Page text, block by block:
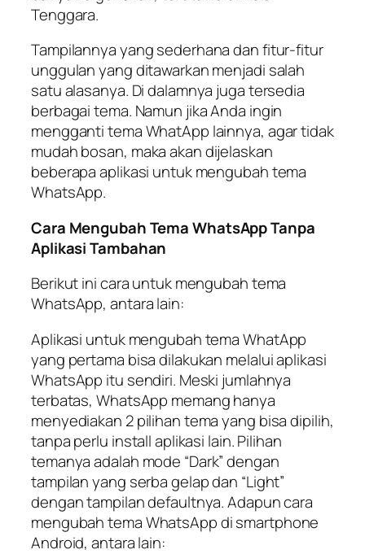
Tenggara.
Tampilannya yang sederhana dan fitur-fitur
unggulan yang ditawarkan menjadi salah
satu alasanya. Di dalamnya juga tersedia
berbagai tema. Namun jika Anda ingin
mengganti tema WhatApp lainnya, agar tidak
mudah bosan, maka akan dijelaskan
beberapa aplikasi untuk mengubah tema
WhatsApp.
Cara Mengubah Tema WhatsApp Tanpa
Aplikasi Tambahan
Berikut ini cara untuk mengubah tema
WhatsApp, antara lain:
Aplikasi untuk mengubah tema WhatApp
yang pertama bisa dilakukan melalui aplikasi
WhatsApp itu sendiri. Meski jumlahnya
terbatas, WhatsApp memang hanya
menyediakan 2 pilihan tema yang bisa dipilih,
tanpa perlu install aplikasi lain. Pilihan
temanya adalah mode “Dark” dengan
tampilan yang serba gelap dan “Light”
dengan tampilan defaultnya. Adapun cara
mengubah tema WhatsApp di smartphone
Android, antara lain: